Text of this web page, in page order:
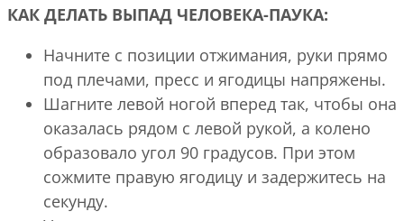
КАК ДЕЛАТЬ ВЫПАД ЧЕЛОВЕКА-ПАУКА:
Начните с позиции отжимания, руки прямо
под плечами, пресс и ягодицы напряжены.
Шагните левой ногой вперед так, чтобы она
оказалась рядом с левой рукой, а колено
образовало угол 90 градусов. При этом
сожмите правую ягодицу и задержитесь на
секунду.